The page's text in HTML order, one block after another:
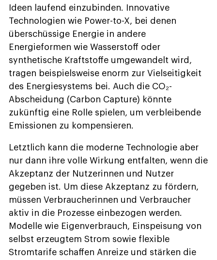
Ideen laufend einzubinden. Innovative
Technologien wie Power-to-X, bei denen
überschüssige Energie in andere
Energieformen wie Wasserstoff oder
synthetische Kraftstoffe umgewandelt wird,
tragen beispielsweise enorm zur Vielseitigkeit
des Energiesystems bei. Auch die CO₂-
Abscheidung (Carbon Capture) könnte
zukünftig eine Rolle spielen, um verbleibende
Emissionen zu kompensieren.
Letztlich kann die moderne Technologie aber
nur dann ihre volle Wirkung entfalten, wenn die
Akzeptanz der Nutzerinnen und Nutzer
gegeben ist. Um diese Akzeptanz zu fördern,
müssen Verbraucherinnen und Verbraucher
aktiv in die Prozesse einbezogen werden.
Modelle wie Eigenverbrauch, Einspeisung von
selbst erzeugtem Strom sowie flexible
Stromtarife schaffen Anreize und stärken die